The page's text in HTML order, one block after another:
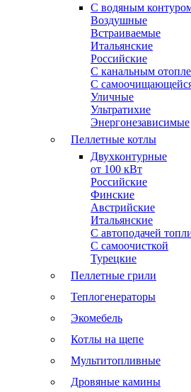
C водяным
Воздушные
Встраиваемые
Итальянские
Российские
С канальным
С
Уличные
Ультратихие
Энергонезависимые
Пеллетные котлы
Двухконтурные
от 100 кВт
Российские
Финские
Австрийские
Итальянские
С автоподачей
С самоочисткой
Турецкие
Пеллетные грили
Теплогенераторы
Экомебель
Котлы на щепе
Мультитопливные
Дровяные камины